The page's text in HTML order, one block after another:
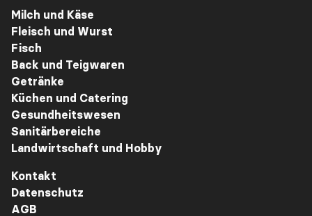
Milch und Käse
Fleisch und Wurst
Fisch
Back und Teigwaren
Getränke
Küchen und Catering
Gesundheitswesen
Sanitärbereiche
Landwirtschaft und Hobby
Kontakt
Datenschutz
AGB